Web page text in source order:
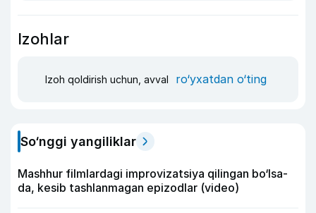
Izohlar
Izoh qoldirish uchun, avval ro‘yxatdan o‘ting
So‘nggi yangiliklar
Mashhur filmlardagi improvizatsiya qilingan bo‘lsa-
da, kesib tashlanmagan epizodlar (video)